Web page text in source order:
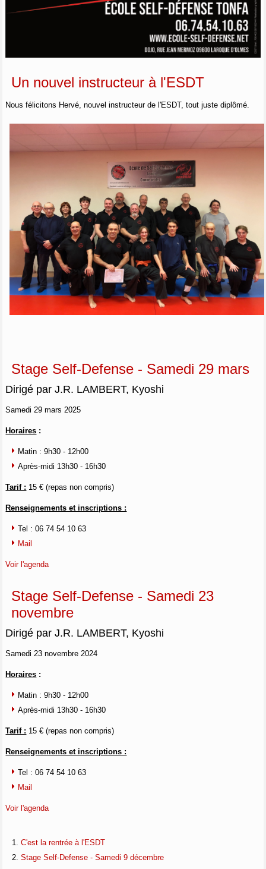
Un nouvel instructeur à l'ESDT
Nous félicitons Hervé, nouvel instructeur de l'ESDT, tout juste diplômé.
Stage Self-Defense - Samedi 29 mars
Dirigé par J.R. LAMBERT, Kyoshi
Samedi 29 mars 2025
Horaires :
Matin : 9h30 - 12h00
Après-midi 13h30 - 16h30
Tarif : 15 € (repas non compris)
Renseignements et inscriptions :
Tel : 06 74 54 10 63
Mail
Voir l'agenda
Stage Self-Defense - Samedi 23
novembre
Dirigé par J.R. LAMBERT, Kyoshi
Samedi 23 novembre 2024
Horaires :
Matin : 9h30 - 12h00
Après-midi 13h30 - 16h30
Tarif : 15 € (repas non compris)
Renseignements et inscriptions :
Tel : 06 74 54 10 63
Mail
Voir l'agenda
C'est la rentrée à l'ESDT
Stage Self-Defense - Samedi 9 décembre